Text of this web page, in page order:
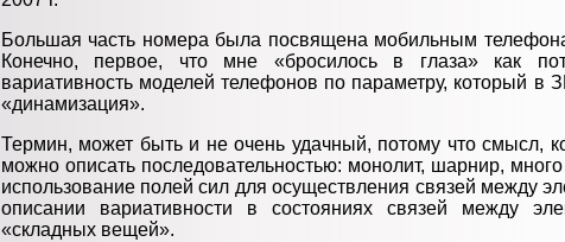
Большая часть номера была посвящена мобильным
Конечно, первое, что мне «бросилось в глаза» как
вариативность моделей телефонов по параметру, который
«динамизация».
Термин, может быть и не очень удачный, потому что смысл,
можно описать последовательностью: монолит, шарнир,
использование полей сил для осуществления связей между
описании вариативности в состояниях связей между
«складных вещей».